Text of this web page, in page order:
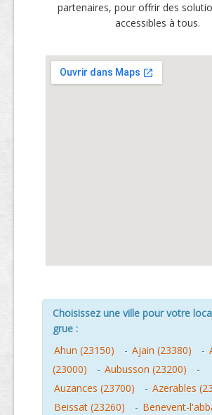
partenaires, pour offrir des
accessibles à tous.
Choisissez une ville pour votre
grue :
Ahun (23150)
- Ajain (23380) -
(23000)
- Aubusson (23200)
-
Auzances (23700)
- Azerables
Beissat (23260)
- Benevent-